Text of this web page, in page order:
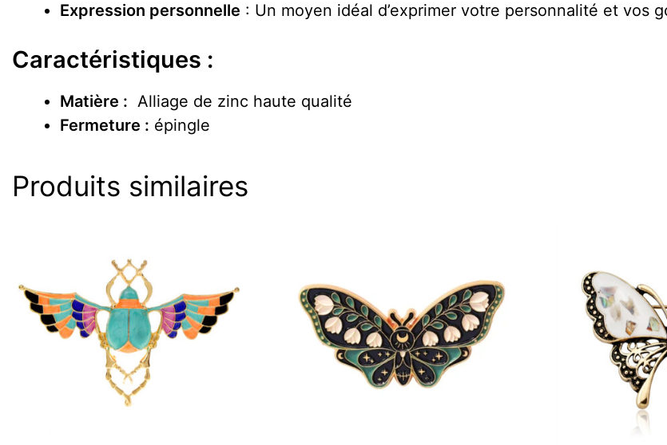
Expression personnelle : Un moyen idéal d’exprimer votre personnalité et vos
Caractéristiques :
Matière : Alliage de zinc haute qualité
Fermeture : épingle
Produits similaires